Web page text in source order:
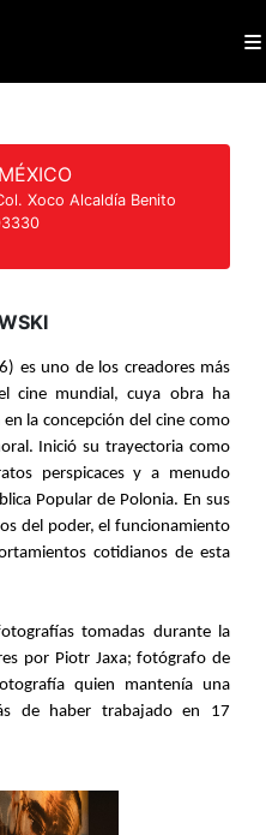
Xoco Alcaldía Benito
es uno de los creadores más
cine mundial, cuya obra ha
la concepción del cine como
Inició su trayectoria como
perspicaces y a menudo
Popular de Polonia. En sus
del poder, el funcionamiento
cotidianos de esta
tomadas durante la
por Piotr Jaxa; fotógrafo de
quien mantenía una
de haber trabajado en 17